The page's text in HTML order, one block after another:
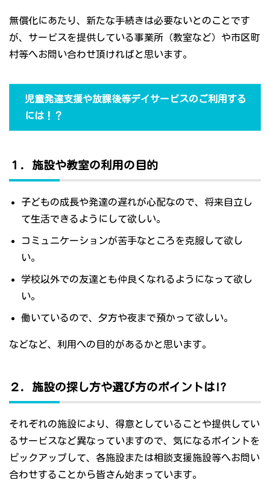
無償化にあたり、新たな手続きは必要ないとのことです
が、サービスを提供している事業所（教室など）や市区町
村等へお問い合わせ頂ければと思います。
児童発達支援や放課後等デイサービスのご利用する
には！？
１．施設や教室の利用の目的
子どもの成長や発達の遅れが心配なので、将来自立し
て生活できるようにして欲しい。
コミュニケーションが苦手なところを克服して欲し
い。
学校以外での友達とも仲良くなれるようになって欲し
い。
働いているので、夕方や夜まで預かって欲しい。
などなど、利用への目的があるかと思います。
２．施設の探し方や選び方のポイントは!?
それぞれの施設により、得意としていることや提供してい
るサービスなど異なっていますので、気になるポイントを
ピックアップして、各施設または相談支援施設等へお問い
合わせすることから皆さん始まっています。